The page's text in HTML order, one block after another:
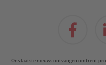
Ons laatste nieuws ontvangen omtrent